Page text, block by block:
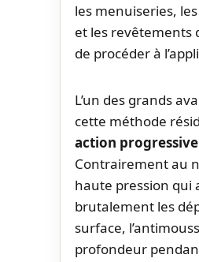
les menuiseries,
et les revêtements
de procéder à
L’un des grands
cette méthode
action progressive
Contrairement au
haute pression qui
brutalement les
surface,
profondeur